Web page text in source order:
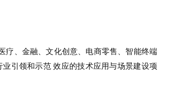
疗、金融、文化创意、电商零售、智能终端
引领和示范 效应的技术应用与场景建设项